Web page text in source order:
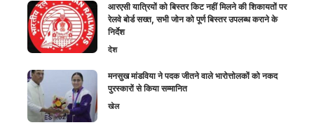
आरएसी यात्रियों को बिस्तर किट नहीं मिलने की शिकायतों पर
रेलवे बोर्ड सख्त, सभी जोन को पूर्ण बिस्तर उपलब्ध कराने के
निर्देश
देश
मनसुख मांडविया ने पदक जीतने वाले भारोत्तोलकों को नकद
पुरस्कारों से किया सम्मानित
खेल